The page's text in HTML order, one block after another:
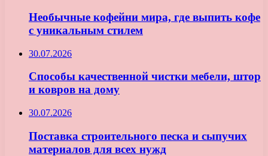
Необычные кофейни мира, где выпить кофе
с уникальным стилем
30.07.2026
Способы качественной чистки мебели, штор
и ковров на дому
30.07.2026
Поставка строительного песка и сыпучих
материалов для всех нужд